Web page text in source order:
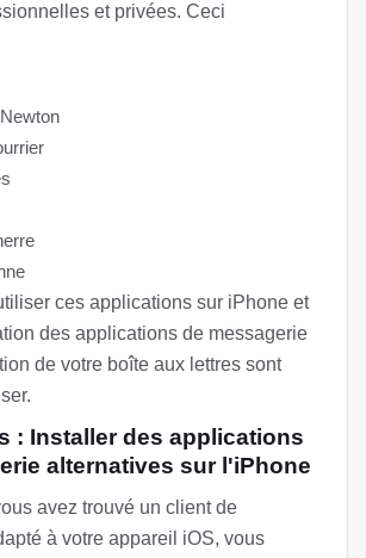
et privées. Ceci
ces applications sur iPhone et
des applications de messagerie
de votre boîte aux lettres sont
: Installer des applications
alternatives sur l'iPhone
avez trouvé un client de
à votre appareil iOS, vous